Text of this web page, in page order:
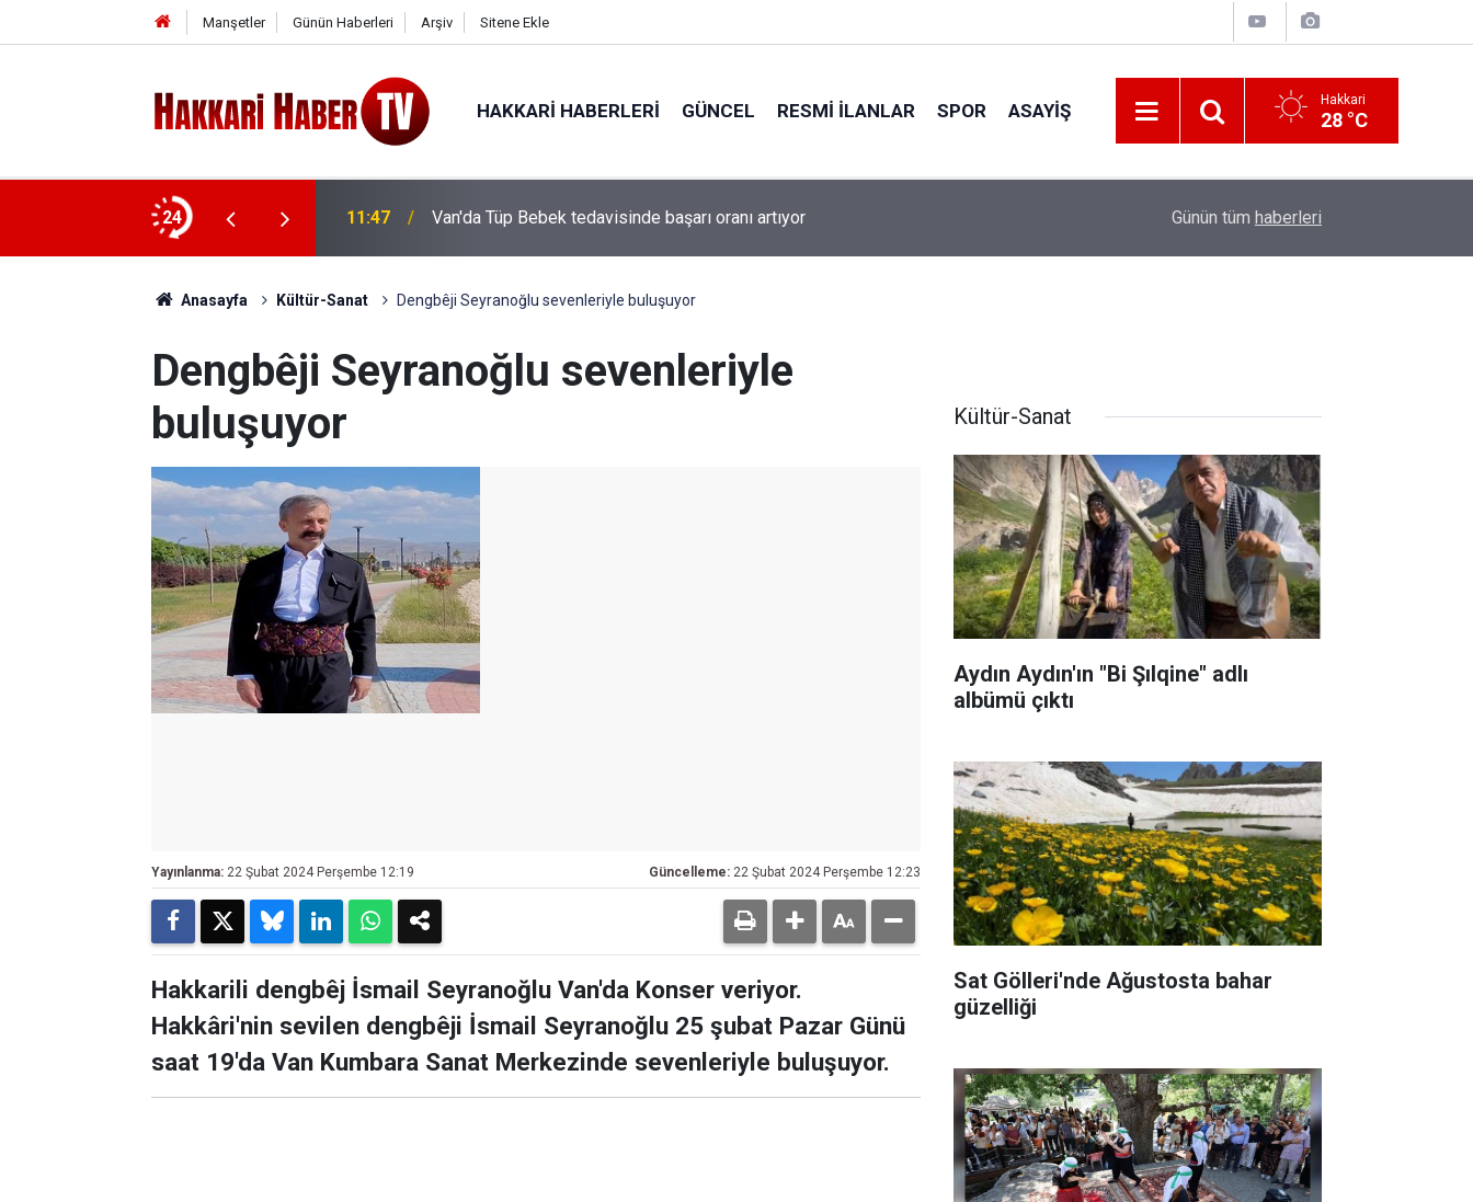
Manşetler Günün Haberleri Arşiv Sitene Ekle
HAKKARI HABERLERI GÜNCEL RESMI İLANLAR SPOR ASAYIŞ Hakkari
28 °C
24 11:47 Van'da Tüp Bebek tedavisinde başarı oranı artıyor Yüksekova'ya Modern ve depreme dayanıklı
Günün tüm haberleri
Anasayfa Kültür-Sanat Dengbêji Seyranoğlu sevenleriyle buluşuyor
Dengbêji Seyranoğlu sevenleriyle
buluşuyor
Yayınlanma: 22 Şubat 2024 Perşembe 12:19 Güncelleme: 22 Şubat 2024 Perşembe 12:23
Hakkarili dengbêj İsmail Seyranoğlu Van'da Konser veriyor.
Hakkâri'nin sevilen dengbêji İsmail Seyranoğlu 25 şubat Pazar Günü
saat 19'da Van Kumbara Sanat Merkezinde sevenleriyle buluşuyor.
Kültür-Sanat
Aydın Aydın'ın "Bi Şılqine" adlı
albümü çıktı
Sat Gölleri'nde Ağustosta bahar
güzelliği